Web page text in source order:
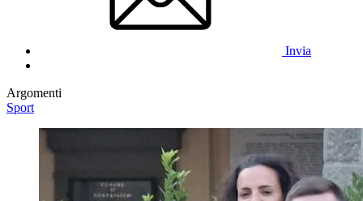
Invia
Argomenti
Sport